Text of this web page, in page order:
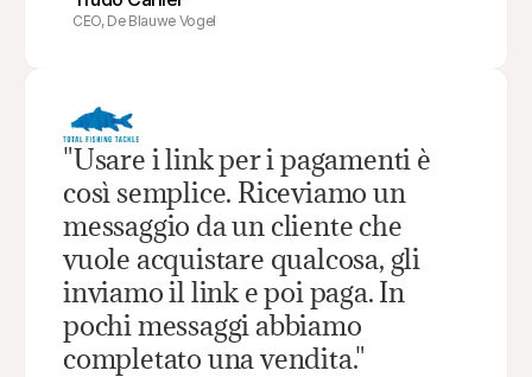
CEO, De Blauwe Vogel
"Usare i link per i pagamenti è
così semplice. Riceviamo un
messaggio da un cliente che
vuole acquistare qualcosa, gli
inviamo il link e poi paga. In
pochi messaggi abbiamo
completato una vendita."